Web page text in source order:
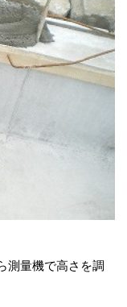
測量機で高さを調